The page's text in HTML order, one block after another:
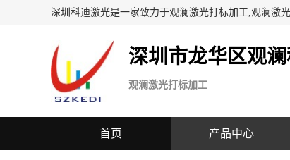
深圳科迪激光是一家致力于观澜激光打标加工,观澜激
深圳市龙华区观
观澜激光打标加工
首页 产品中心